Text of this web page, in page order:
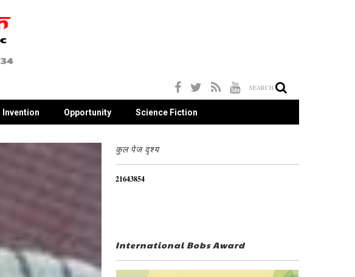
SEARCH
Invention Opportunity Science Fiction
कुल पेज दृश्य
21643854
International Bobs Award